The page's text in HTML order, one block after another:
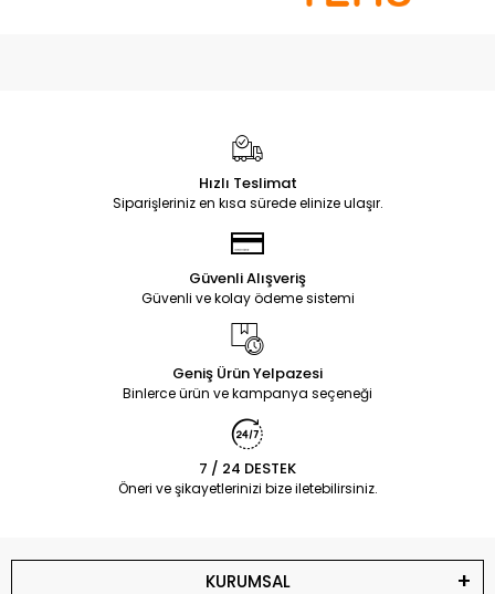
Hızlı Teslimat
Siparişleriniz en kısa sürede elinize ulaşır.
Güvenli Alışveriş
Güvenli ve kolay ödeme sistemi
Geniş Ürün Yelpazesi
Binlerce ürün ve kampanya seçeneği
7 / 24 DESTEK
Öneri ve şikayetlerinizi bize iletebilirsiniz.
KURUMSAL